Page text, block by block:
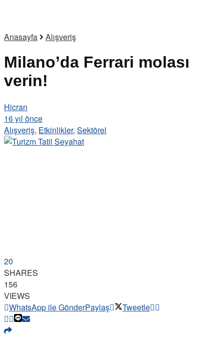
Anasayfa Alışveriş
Milano’da Ferrari molası
verin!
Hicran
16 yıl önce
Alışveriş, Etkinlikler, Sektörel
20
SHARES
156
VIEWS
WhatsApp ile GönderPaylaş Tweetle